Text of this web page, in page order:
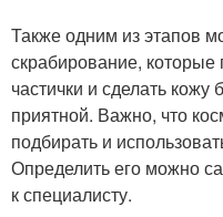
Также одним из этапов
скрабирование,
частички и сделать
приятной. Важно, что
подбирать и
Определить его можно
к специалисту.